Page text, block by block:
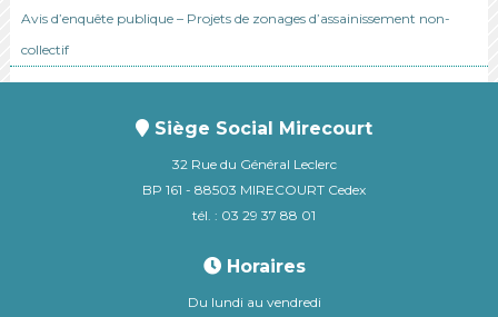
Avis d’enquête publique – Projets de zonages d’assainissement non-
collectif
Siège Social Mirecourt
32 Rue du Général Leclerc
BP 161 - 88503 MIRECOURT Cedex
tél. : 03 29 37 88 01
Horaires
Du lundi au vendredi